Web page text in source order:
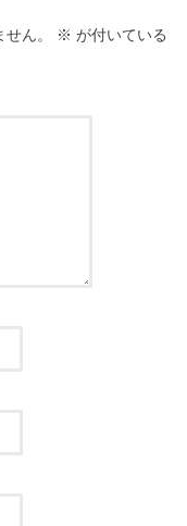
ん。 ※ が付いている